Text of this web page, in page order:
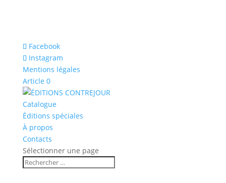
Facebook
Instagram
Mentions légales
Article 0
Catalogue
Éditions spéciales
À propos
Contacts
Sélectionner une page